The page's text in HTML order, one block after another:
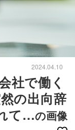
2024.04.10
社で働く
の出向辞
て…の画像